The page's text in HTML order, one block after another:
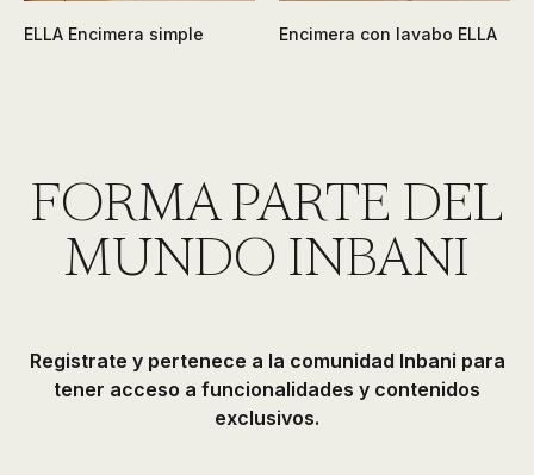
ELLA Encimera simple Encimera con lavabo ELLA
FORMA PARTE DEL
MUNDO INBANI
Registrate y pertenece a la comunidad Inbani para
tener acceso a funcionalidades y contenidos
exclusivos.